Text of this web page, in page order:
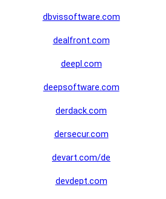
dbvissoftware.com
dealfront.com
deepl.com
deepsoftware.com
derdack.com
dersecur.com
devart.com/de
devdept.com